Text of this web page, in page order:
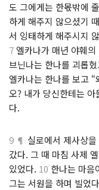
도 그에게는 한몫밖에
하게 해주지 않으셨기
서 잉태하게 해주시지
7 엘카나가 매년 야훼
브닌나는 한나를 괴롭
엘카나는 한나를 보고
오? 내가 당신한테는
다.
9 ¶ 실로에서 제사상
갔다. 그 때 마침 사제
있었다. 10 한나는 마음
그는 서원을 하며 빌었